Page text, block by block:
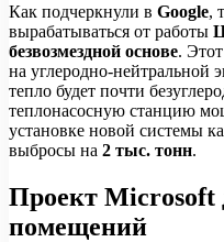
Как подчеркнули в Google,
вырабатываться от работы
безвозмездной основе.
на углеродно-нейтральной
тепло будет почти
теплонасосную станцию
установке новой системы
выбросы на 2 тыс. тонн.
Проект Microsoft
помещений